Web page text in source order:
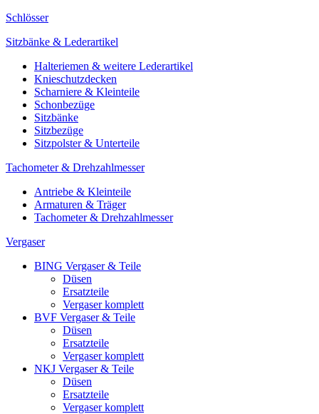
Schlösser
Sitzbänke & Lederartikel
Halteriemen & weitere Lederartikel
Knieschutzdecken
Scharniere & Kleinteile
Schonbezüge
Sitzbänke
Sitzbezüge
Sitzpolster & Unterteile
Tachometer & Drehzahlmesser
Antriebe & Kleinteile
Armaturen & Träger
Tachometer & Drehzahlmesser
Vergaser
BING Vergaser & Teile
Düsen
Ersatzteile
Vergaser komplett
BVF Vergaser & Teile
Düsen
Ersatzteile
Vergaser komplett
NKJ Vergaser & Teile
Düsen
Ersatzteile
Vergaser komplett